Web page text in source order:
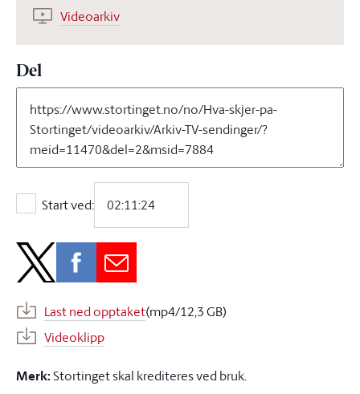
Videoarkiv
Del
Start ved:
Start ved:
Last ned opptaket(mp4/12,3 GB)
Videoklipp
Merk:Stortinget skal krediteres ved bruk.